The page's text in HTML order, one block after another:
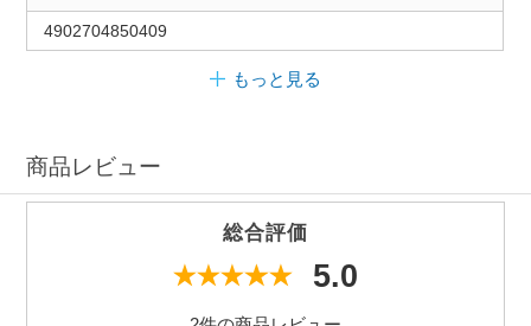
4902704850409
もっと見る
商品レビュー
総合評価
5.0